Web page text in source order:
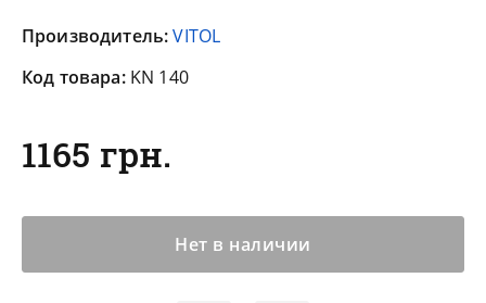
Производитель:VITOL
Код товара: KN 140
1165 грн.
Нет в наличии